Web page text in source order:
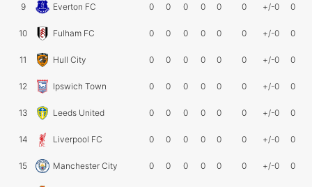
9 Everton FC 0 0 0 0 0 0 +/-0 0
10 Fulham FC 0 0 0 0 0 0 +/-0 0
11 Hull City 0 0 0 0 0 0 +/-0 0
12 Ipswich Town 0 0 0 0 0 0 +/-0 0
13 Leeds United 0 0 0 0 0 0 +/-0 0
14 Liverpool FC 0 0 0 0 0 0 +/-0 0
15 Manchester City 0 0 0 0 0 0 +/-0 0